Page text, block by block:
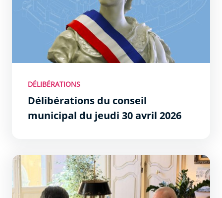
DÉLIBÉRATIONS
Délibérations du conseil
municipal du jeudi 30 avril 2026
Les Permanences du Maire : un succès !